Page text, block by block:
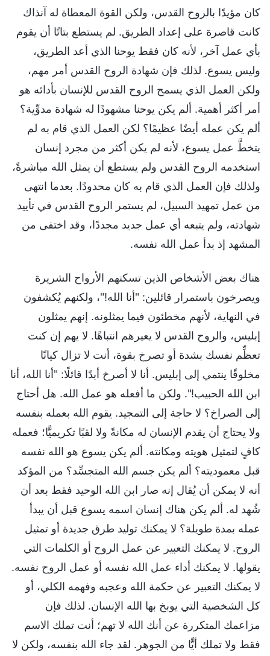
كان مؤيدًا بالروح القدس، ولكن القوة المعطاة له آنذاك
كانت قاصرة على إعداد الطريق. لم يستطع بتاتًا أن يقوم
بأي عمل آخر، لأنه كان فقط يوحنا الذي أعد الطريق،
وليس يسوع. لذلك فإن شهادة الروح القدس أمر مهم،
ولكن العمل الذي يسمح الروح القدس للإنسان بأدائه هو
أمر أكثر أهمية. ألم يكن يوحنا مشهودًا له شهادة مدوِّية؟
ألم يكن عمله أيضًا عظيمًا؟ لكن العمل الذي قام به لم
يتخطَّ عمل يسوع، لأنه لم يكن أكثر من مجرد إنسان
استخدمه الروح القدس ولم يستطع أن يمثل الله مباشرةً،
ولذلك فإن العمل الذي قام به كان محدودًا. بعدما انتهى
من عمل تمهيد السبيل، لم يستمر الروح القدس في تأييد
شهادته، ولم يتبعه أي عمل جديد مجددًا، وقد اختفى من
المشهد إذ بدأ عمل الله نفسه.
هناك بعض الأشخاص الذين تسكنهم الأرواح الشريرة
ويصرخون باستمرار قائلين: "أنا الله!"، ولكنهم يُكشفون
في النهاية، لأنهم مخطئون فيما يمثلونه. إنهم يمثلون
إبليس، والروح القدس لا يعيرهم انتباهًا. لا يهم إن كنت
تعظِّم نفسك بشدة أو تصرخ بقوة، أنت لا تزال كيانًا
مخلوقًا ينتمي إلى إبليس. أنا لا أصرخ أبدًا قائلًا: "أنا الله، أنا
ابن الله الحبيب!". ولكن ما أفعله هو عمل الله. هل أحتاج
إلى الصراخ؟ لا حاجة إلى التمجيد. يقوم الله بعمله بنفسه
ولا يحتاج أن يقدم الإنسان له مكانةً ولا لقبًا تكريميًّا؛ فعمله
كافٍ لتمثيل هويته ومكانته. ألم يكن يسوع هو الله نفسه
قبل معموديته؟ ألم يكن جسم الله المتجسِّد؟ من المؤكد
أنه لا يمكن أن يُقال إنه صار ابن الله الوحيد فقط بعد أن
شُهد له. ألم يكن هناك إنسان اسمه يسوع قبل أن يبدأ
عمله بمدة طويلة؟ لا يمكنك توليد طرق جديدة أو تمثيل
الروح. لا يمكنك التعبير عن عمل الروح أو الكلمات التي
يقولها. لا يمكنك أداء عمل الله نفسه أو عمل الروح نفسه.
لا يمكنك التعبير عن حكمة الله وعجبه وفهمه الكلي، أو
كل الشخصية التي يوبخ بها الله الإنسان. لذلك فإن
مزاعمك المتكررة عن أنك الله لا تهم؛ أنت تملك الاسم
فقط ولا تملك أيًّا من الجوهر. لقد جاء الله بنفسه، ولكن لا